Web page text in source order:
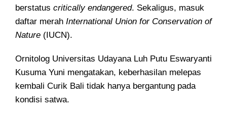
berstatus critically endangered. Sekaligus, masuk
daftar merah International Union for Conservation of
Nature (IUCN).
Ornitolog Universitas Udayana Luh Putu Eswaryanti
Kusuma Yuni mengatakan, keberhasilan melepas
kembali Curik Bali tidak hanya bergantung pada
kondisi satwa.